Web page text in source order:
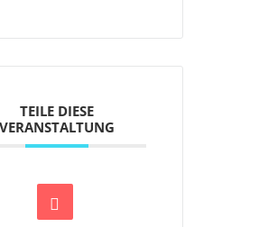
TEILE DIESE
VERANSTALTUNG